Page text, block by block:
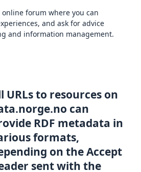
forum where you can
and ask for advice
and information management.
URLs to resources on
can
RDF metadata in
formats,
on the Accept
sent with the